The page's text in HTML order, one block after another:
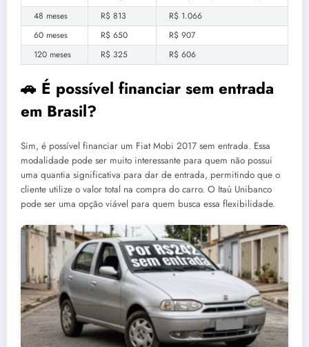
48 meses
R$ 813
R$ 1.066
60 meses
R$ 650
R$ 907
120 meses
R$ 325 R$ 606
🚗 É possível financiar sem entrada
em Brasil?
Sim, é possível financiar um Fiat Mobi 2017 sem entrada. Essa
modalidade pode ser muito interessante para quem não possui
uma quantia significativa para dar de entrada, permitindo que o
cliente utilize o valor total na compra do carro. O Itaú Unibanco
pode ser uma opção viável para quem busca essa flexibilidade.